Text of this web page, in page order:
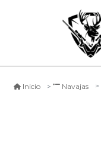
Inicio Navajas